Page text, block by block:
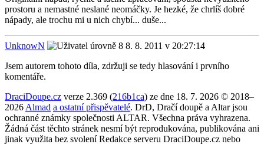
prostoru a nemastné neslané neomáčky. Je hezké, že chrlíš dobré
nápady, ale trochu mi u nich chybí... duše...
UnknowN
8. 8. 2011 v 20:27:14
Jsem autorem tohoto díla, zdržuji se tedy hlasování i prvního
komentáře.
DraciDoupe.cz verze 2.369 (216b1ca) ze dne 18. 7. 2026 © 2018–
2026 Almad a ostatní přispěvatelé. DrD, Dračí doupě a Altar jsou
ochranné známky společnosti ALTAR. Všechna práva vyhrazena.
Žádná část těchto stránek nesmí být reprodukována, publikována ani
jinak využita bez svolení Redakce serveru DraciDoupe.cz nebo